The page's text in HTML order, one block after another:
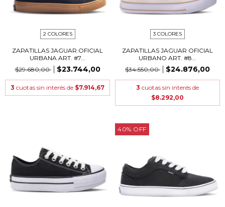
2 COLORES
ZAPATILLAS JAGUAR OFICIAL
URBANA ART. #7...
$29.680,00
$23.744,00
3 cuotas sin interés de $7.914,67
3 COLORES
ZAPATILLAS JAGUAR OFICIAL
URBANO ART. #8...
$34.550,00
$24.876,00
3 cuotas sin interés de
$8.292,00
40% OFF